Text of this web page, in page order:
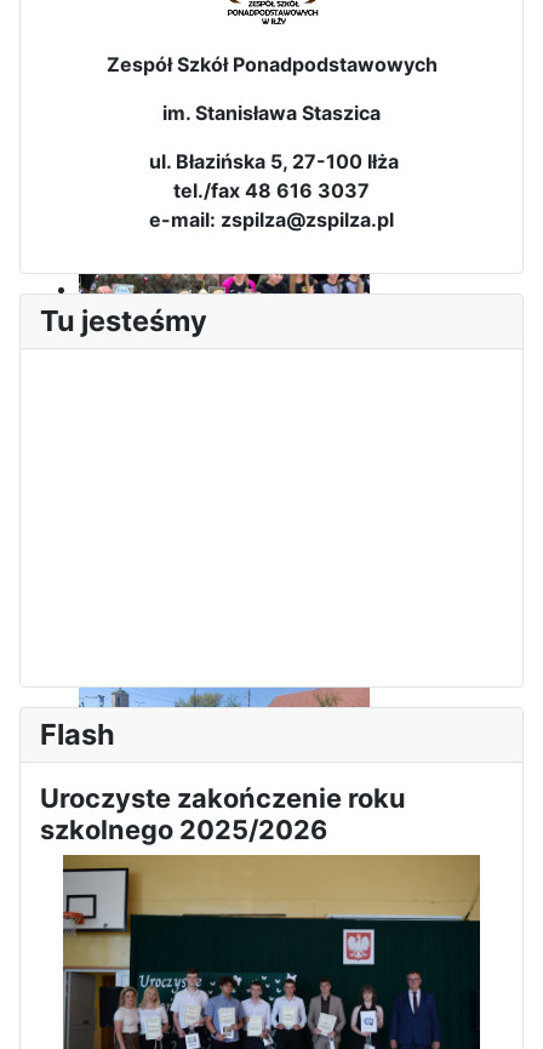
Dni Leśmianowskie 2026
Sukces Kingi na XXXVI
Olimpiadzie Teologii Katolickiej
Obchody Święta Konstytucji 3
Maja w Iłży
Zespół Szkół Ponadpodstawowych
im. Stanisława Staszica
ul. Błazińska 5, 27-100 Iłża
tel./fax 48 616 3037
e-mail: zspilza@zspilza.pl
Tu jesteśmy
Flash
Uroczyste zakończenie roku
szkolnego 2025/2026